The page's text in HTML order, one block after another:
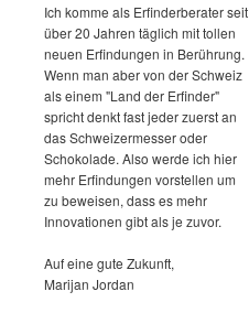
Ich komme als Erfinderberater seit
über 20 Jahren täglich mit tollen
neuen Erfindungen in Berührung.
Wenn man aber von der Schweiz
als einem "Land der Erfinder"
spricht denkt fast jeder zuerst an
das Schweizermesser oder
Schokolade. Also werde ich hier
mehr Erfindungen vorstellen um
zu beweisen, dass es mehr
Innovationen gibt als je zuvor.
Auf eine gute Zukunft,
Marijan Jordan